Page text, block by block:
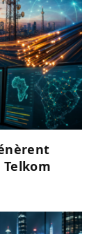
Telkom